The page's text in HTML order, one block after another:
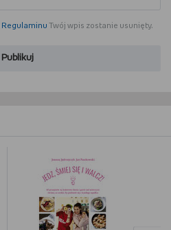
Regulaminu Twój wpis zostanie usunięty.
Publikuj